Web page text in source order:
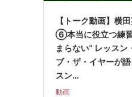
【トーク動画】横
⑥本当に役立つ練
まらない” レッスン
ブ・ザ・イヤーが
スン…
動画